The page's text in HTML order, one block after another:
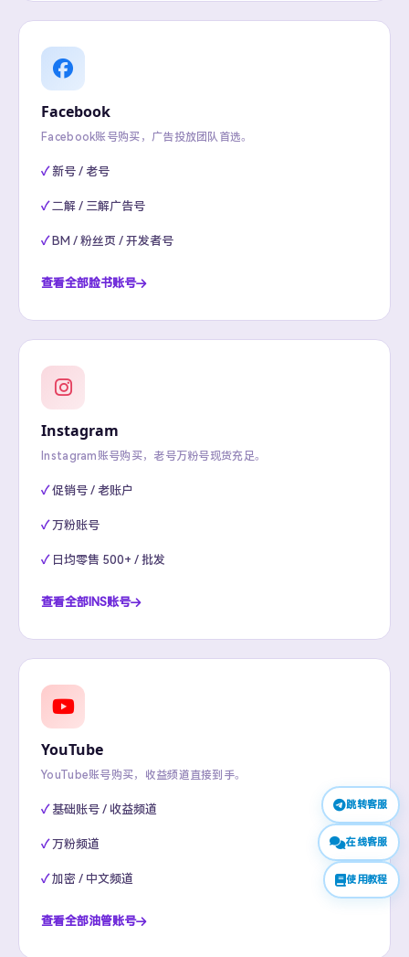
Facebook
Facebook账号购买，广告投放团队首选。
新号 / 老号
二解 / 三解广告号
BM / 粉丝页 / 开发者号
查看全部脸书账号
Instagram
Instagram账号购买，老号万粉号现货充足。
促销号 / 老账户
万粉账号
日均零售 500+ / 批发
查看全部INS账号
YouTube
YouTube账号购买，收益频道直接到手。
基础账号 / 收益频道
万粉频道
加密 / 中文频道
查看全部油管账号
跳转客服
在线客服
使用教程